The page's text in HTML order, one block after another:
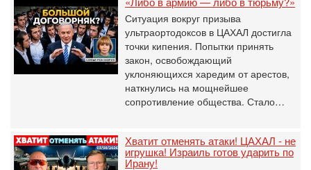
Ситуация вокруг призыва
ультраортодоксов в ЦАХАЛ достигла
точки кипения. Попытки принять
закон, освобождающий
уклоняющихся харедим от арестов,
наткнулись на мощнейшее
сопротивление общества. Стало…
Хватит отменять атаки! ЦАХАЛ - не
игрушка! Израиль готов ударить по
Ирану!